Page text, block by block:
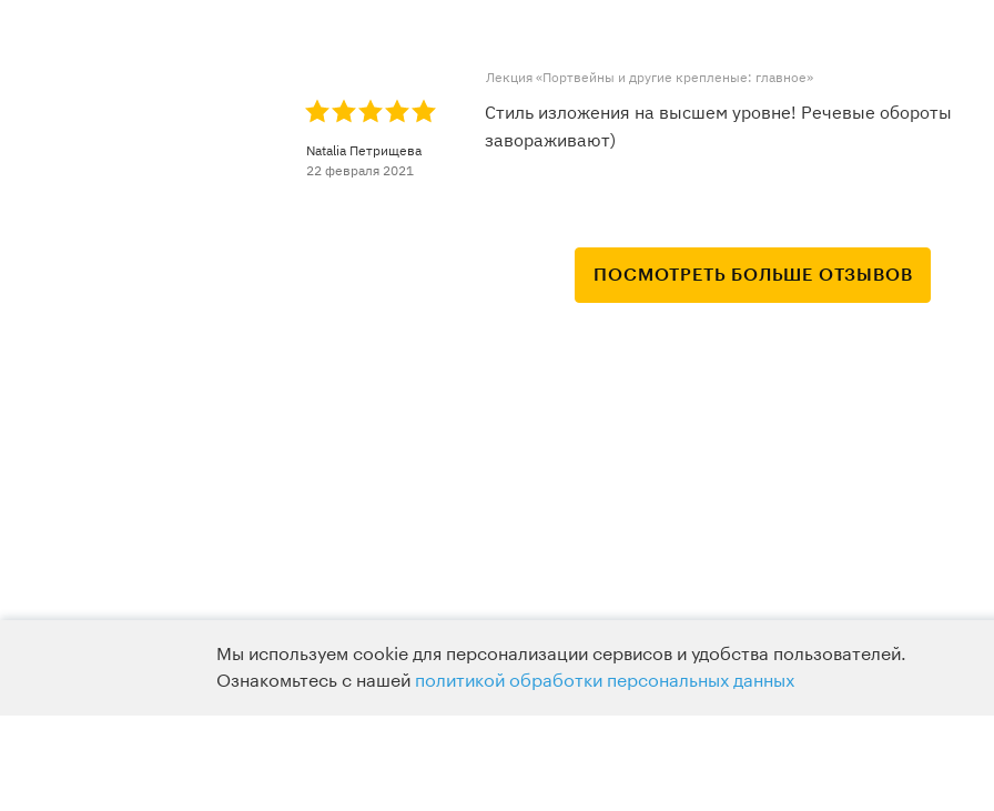
Лекция «Портвейны и другие крепленые: главное»
Natalia Петрищева
22 февраля 2021
Стиль изложения на высшем уровне! Речевые обороты
завораживают)
ПОСМОТРЕТЬ БОЛЬШЕ ОТЗЫВОВ
Мы используем cookie для персонализации сервисов и удобства пользователей.
Ознакомьтесь с нашей политикой обработки персональных данных